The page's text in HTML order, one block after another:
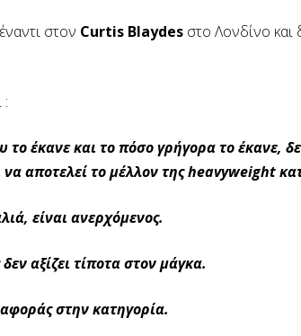
στον Curtis Blaydes στο Λονδίνο και
:
έκανε και το πόσο γρήγορα το έκανε,
να αποτελεί το μέλλον της heavyweight
είναι ανερχόμενος.
αξίζει τίποτα στον μάγκα.
στην κατηγορία.